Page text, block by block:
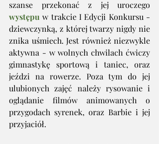
występu w trakcie I Edycji Konkursu -
dziewczynką, z której twarzy nigdy nie
znika uśmiech. Jest również niezwykle
aktywna - w wolnych chwilach ćwiczy
gimnastykę sportową i taniec, oraz
jeździ na rowerze. Poza tym do jej
ulubionych zajęć należy rysowanie i
oglądanie filmów animowanych o
przygodach syrenek, oraz Barbie i jej
przyjaciół.